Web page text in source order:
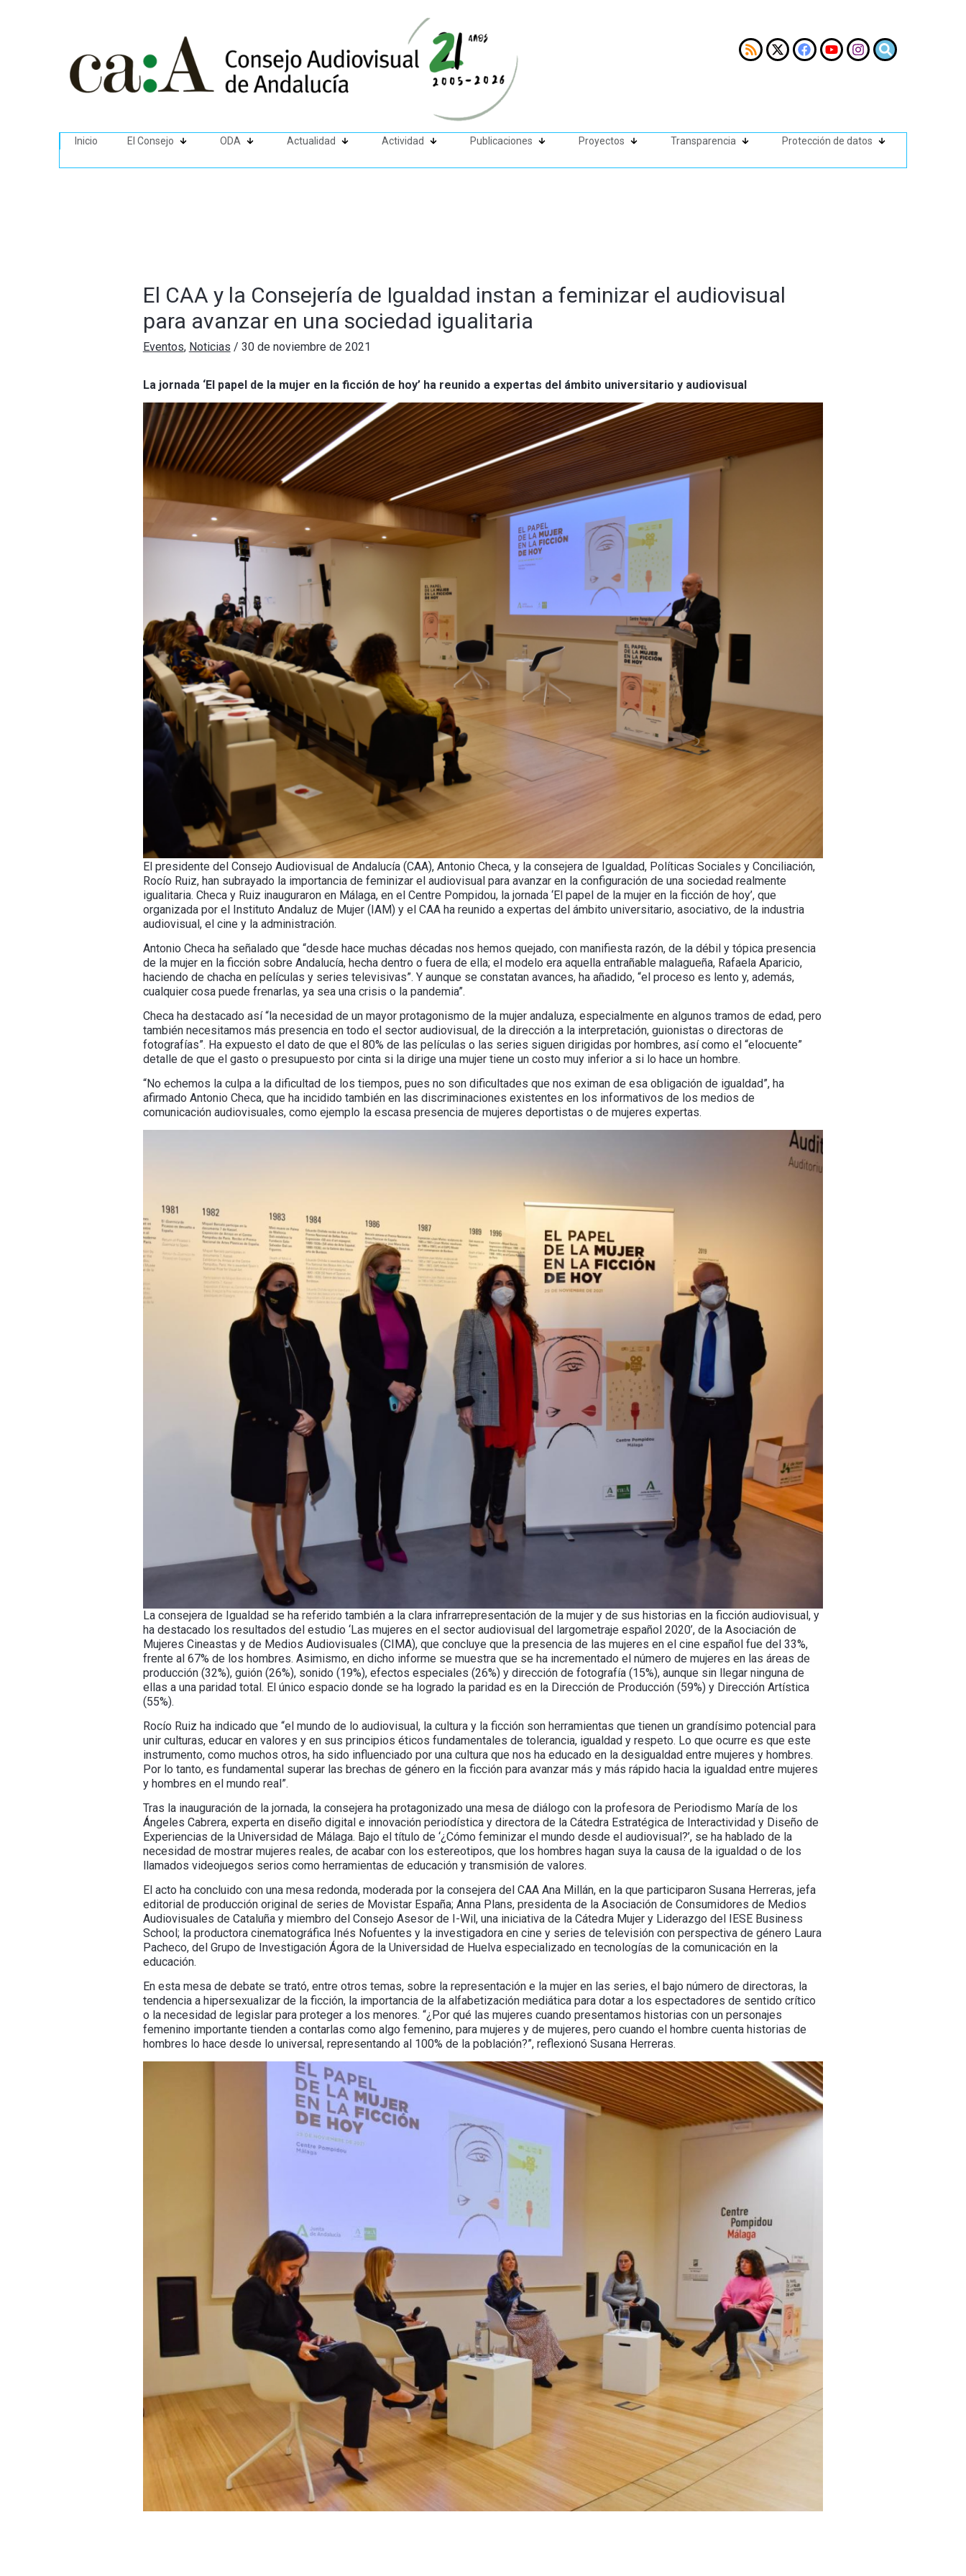
Inicio El Consejo ODA Actualidad Actividad Publicaciones Proyectos Transparencia Protección de datos
El CAA y la Consejería de Igualdad instan a feminizar el audiovisual
para avanzar en una sociedad igualitaria
Eventos, Noticias / 30 de noviembre de 2021
La jornada ‘El papel de la mujer en la ficción de hoy’ ha reunido a expertas del ámbito universitario y audiovisual
El presidente del Consejo Audiovisual de Andalucía (CAA), Antonio Checa, y la consejera de Igualdad, Políticas Sociales y Conciliación,
Rocío Ruiz, han subrayado la importancia de feminizar el audiovisual para avanzar en la configuración de una sociedad realmente
igualitaria. Checa y Ruiz inauguraron en Málaga, en el Centre Pompidou, la jornada ‘El papel de la mujer en la ficción de hoy’, que
organizada por el Instituto Andaluz de Mujer (IAM) y el CAA ha reunido a expertas del ámbito universitario, asociativo, de la industria
audiovisual, el cine y la administración.
Antonio Checa ha señalado que “desde hace muchas décadas nos hemos quejado, con manifiesta razón, de la débil y tópica presencia
de la mujer en la ficción sobre Andalucía, hecha dentro o fuera de ella; el modelo era aquella entrañable malagueña, Rafaela Aparicio,
haciendo de chacha en películas y series televisivas”. Y aunque se constatan avances, ha añadido, “el proceso es lento y, además,
cualquier cosa puede frenarlas, ya sea una crisis o la pandemia”.
Checa ha destacado así “la necesidad de un mayor protagonismo de la mujer andaluza, especialmente en algunos tramos de edad, pero
también necesitamos más presencia en todo el sector audiovisual, de la dirección a la interpretación, guionistas o directoras de
fotografías”. Ha expuesto el dato de que el 80% de las películas o las series siguen dirigidas por hombres, así como el “elocuente”
detalle de que el gasto o presupuesto por cinta si la dirige una mujer tiene un costo muy inferior a si lo hace un hombre.
“No echemos la culpa a la dificultad de los tiempos, pues no son dificultades que nos eximan de esa obligación de igualdad”, ha
afirmado Antonio Checa, que ha incidido también en las discriminaciones existentes en los informativos de los medios de
comunicación audiovisuales, como ejemplo la escasa presencia de mujeres deportistas o de mujeres expertas.
La consejera de Igualdad se ha referido también a la clara infrarrepresentación de la mujer y de sus historias en la ficción audiovisual, y
ha destacado los resultados del estudio ‘Las mujeres en el sector audiovisual del largometraje español 2020’, de la Asociación de
Mujeres Cineastas y de Medios Audiovisuales (CIMA), que concluye que la presencia de las mujeres en el cine español fue del 33%,
frente al 67% de los hombres. Asimismo, en dicho informe se muestra que se ha incrementado el número de mujeres en las áreas de
producción (32%), guión (26%), sonido (19%), efectos especiales (26%) y dirección de fotografía (15%), aunque sin llegar ninguna de
ellas a una paridad total. El único espacio donde se ha logrado la paridad es en la Dirección de Producción (59%) y Dirección Artística
(55%).
Rocío Ruiz ha indicado que “el mundo de lo audiovisual, la cultura y la ficción son herramientas que tienen un grandísimo potencial para
unir culturas, educar en valores y en sus principios éticos fundamentales de tolerancia, igualdad y respeto. Lo que ocurre es que este
instrumento, como muchos otros, ha sido influenciado por una cultura que nos ha educado en la desigualdad entre mujeres y hombres.
Por lo tanto, es fundamental superar las brechas de género en la ficción para avanzar más y más rápido hacia la igualdad entre mujeres
y hombres en el mundo real”.
Tras la inauguración de la jornada, la consejera ha protagonizado una mesa de diálogo con la profesora de Periodismo María de los
Ángeles Cabrera, experta en diseño digital e innovación periodística y directora de la Cátedra Estratégica de Interactividad y Diseño de
Experiencias de la Universidad de Málaga. Bajo el título de ‘¿Cómo feminizar el mundo desde el audiovisual?’, se ha hablado de la
necesidad de mostrar mujeres reales, de acabar con los estereotipos, que los hombres hagan suya la causa de la igualdad o de los
llamados videojuegos serios como herramientas de educación y transmisión de valores.
El acto ha concluido con una mesa redonda, moderada por la consejera del CAA Ana Millán, en la que participaron Susana Herreras, jefa
editorial de producción original de series de Movistar España; Anna Plans, presidenta de la Asociación de Consumidores de Medios
Audiovisuales de Cataluña y miembro del Consejo Asesor de I-Wil, una iniciativa de la Cátedra Mujer y Liderazgo del IESE Business
School; la productora cinematográfica Inés Nofuentes y la investigadora en cine y series de televisión con perspectiva de género Laura
Pacheco, del Grupo de Investigación Ágora de la Universidad de Huelva especializado en tecnologías de la comunicación en la
educación.
En esta mesa de debate se trató, entre otros temas, sobre la representación e la mujer en las series, el bajo número de directoras, la
tendencia a hipersexualizar de la ficción, la importancia de la alfabetización mediática para dotar a los espectadores de sentido crítico
o la necesidad de legislar para proteger a los menores. “¿Por qué las mujeres cuando presentamos historias con un personajes
femenino importante tienden a contarlas como algo femenino, para mujeres y de mujeres, pero cuando el hombre cuenta historias de
hombres lo hace desde lo universal, representando al 100% de la población?”, reflexionó Susana Herreras.